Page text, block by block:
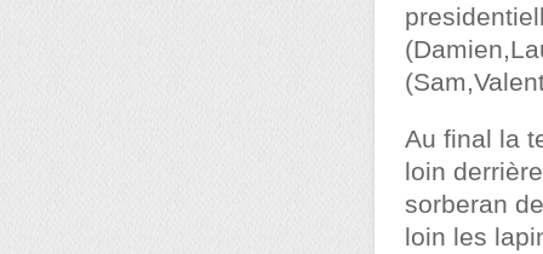
Au final la
loin
sorberan
loin les